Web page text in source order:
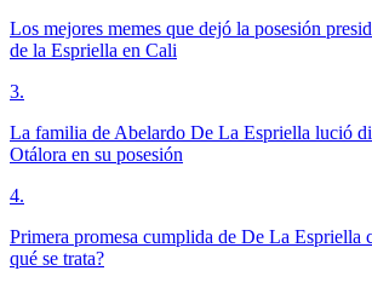
Los mejores memes que dejó la posesión
de la Espriella en Cali
3.
La familia de Abelardo De La Espriella lució
Otálora en su posesión
4.
Primera promesa cumplida de De La Espriella
qué se trata?